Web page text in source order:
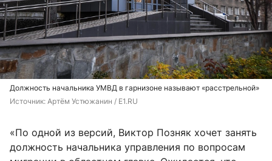
Должность начальника УМВД в гарнизоне называют «расстрельной»
Источник: Артём Устюжанин / E1.RU
«По одной из версий, Виктор Позняк хочет занять
должность начальника управления по вопросам